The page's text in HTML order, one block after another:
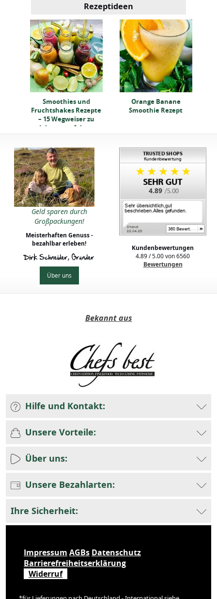
Rezeptideen
Smoothies und
Fruchtshakes Rezepte
– 15 Wegweiser zu
deinem perfekten
Orange Banane
Smoothie Rezept
Geld sparen durch
Großpackungen!
Meisterhaften Genuss -
bezahlbar erleben!
Dirk Schneider, Gründer
Über uns
4.89
Kundenbewertungen
4.89/5.00von6560
Bewertungen
Bekannt aus
Hilfe und Kontakt:
Unsere Vorteile:
Über uns:
Unsere Bezahlarten:
Ihre Sicherheit:
Impressum AGBs Datenschutz
Barrierefreiheitserklärung
Widerruf